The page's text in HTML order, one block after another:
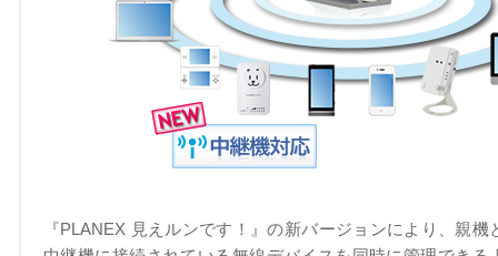
『PLANEX 見えルンです！』の新バージョンにより、親機